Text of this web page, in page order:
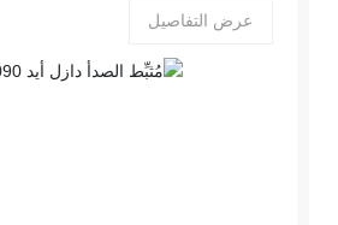
عرض التفاصيل